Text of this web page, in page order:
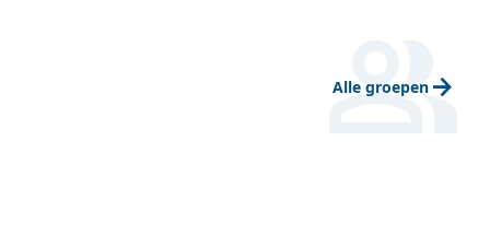
group
Alle groepen arrow_forward